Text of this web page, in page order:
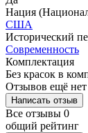
Нация
США
Исторический
Современность
Комплектация
Без красок в
Отзывов ещё
Написать отзыв
Все отзывы 0
общий рейтинг